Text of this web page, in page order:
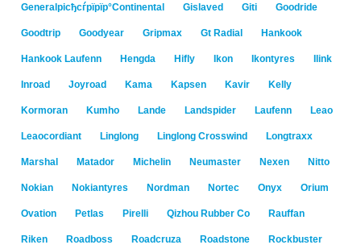
Generalрісђсѓрїрїр°Continental Gislaved Giti Goodride
Goodtrip Goodyear Gripmax Gt Radial Hankook
Hankook Laufenn Hengda Hifly Ikon Ikontyres Ilink
Inroad Joyroad Kama Kapsen Kavir Kelly
Kormoran Kumho Lande Landspider Laufenn Leao
Leaocordiant Linglong Linglong Crosswind Longtraxx
Marshal Matador Michelin Neumaster Nexen Nitto
Nokian Nokiantyres Nordman Nortec Onyx Orium
Ovation Petlas Pirelli Qizhou Rubber Co Rauffan
Riken Roadboss Roadcruza Roadstone Rockbuster